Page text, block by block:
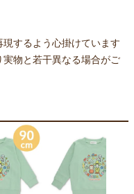
するよう心掛けています
物と若干異なる場合がご